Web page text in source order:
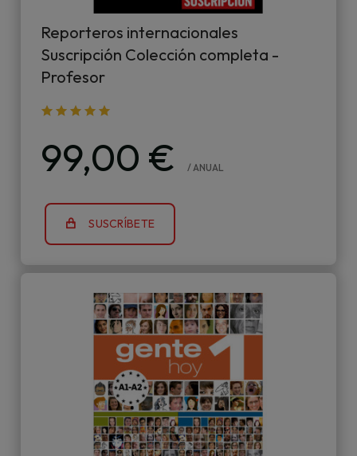
Reporteros internacionales
Suscripción Colección completa -
Profesor
99,00 € / ANUAL
SUSCRÍBETE